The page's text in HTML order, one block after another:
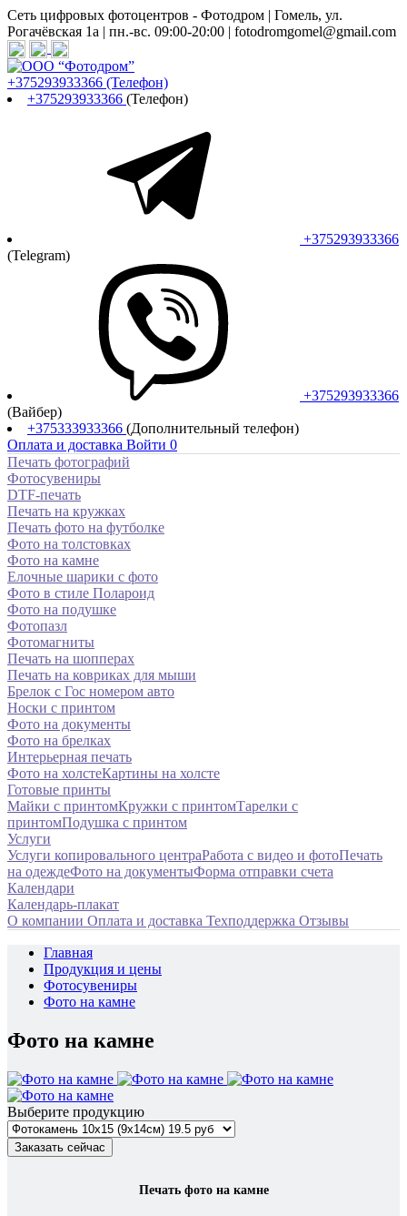
Сеть цифровых фотоцентров - Фотодром | Гомель, ул.
Рогачёвская 1а | пн.-вс. 09:00-20:00 | fotodromgomel@gmail.com
+375293933366 (Телефон)
+375293933366 (Телефон)
+375293933366
(Telegram)
+375293933366
(Вайбер)
+375333933366 (Дополнительный телефон)
Оплата и доставка Войти 0
Печать фотографий
Фотосувениры
DTF-печать
Печать на кружках
Печать фото на футболке
Фото на толстовках
Фото на камне
Елочные шарики с фото
Фото в стиле Полароид
Фото на подушке
Фотопазл
Фотомагниты
Печать на шопперах
Печать на ковриках для мыши
Брелок с Гос номером авто
Носки с принтом
Фото на документы
Фото на брелках
Интерьерная печать
Фото на холстеКартины на холсте
Готовые принты
Майки с принтомКружки с принтомТарелки с
принтомПодушка с принтом
Услуги
Услуги копировального центраРабота с видео и фотоПечать
на одеждеФото на документыФорма отправки счета
Календари
Календарь-плакат
О компании Оплата и доставка Техподдержка Отзывы
Главная
Продукция и цены
Фотосувениры
Фото на камне
Фото на камне
Выберите продукцию
Заказать сейчас
Печать фото на камне